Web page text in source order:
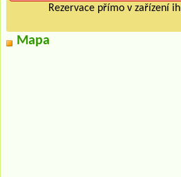
Rezervace přímo v zařízení
Mapa